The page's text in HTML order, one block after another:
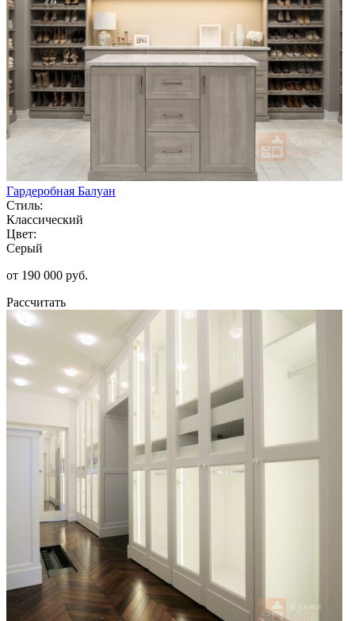
Гардеробная Балуан
Стиль:
Классический
Цвет:
Серый
от 190 000 руб.
Рассчитать